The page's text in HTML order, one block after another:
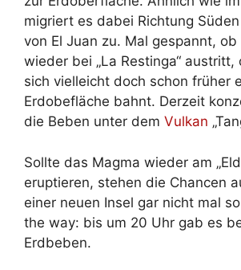
migriert es dabei Richtung
von El Juan zu. Mal gespannt,
wieder bei „La Restinga“ austritt,
sich vielleicht doch schon früher
Erdobefläche bahnt. Derzeit
die Beben unter dem Vulkan
Sollte das Magma wieder am
eruptieren, stehen die Chancen
einer neuen Insel gar nicht mal
the way: bis um 20 Uhr gab es
Erdbeben.